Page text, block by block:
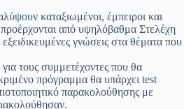
καταξιωμένοι, έμπειροι και
από υψηλόβαθμα Στελέχη
γνώσεις στα θέματα που
τους συμμετέχοντες που θα
πρόγραμμα θα υπάρχει test
παρακολούθησης με